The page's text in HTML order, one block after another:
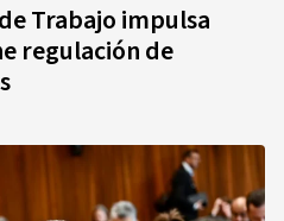
Trabajo impulsa
regulación de